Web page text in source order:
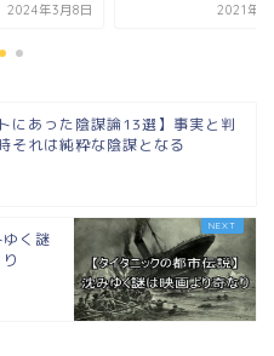
2024年3月8日 2021年4
にあった陰謀論13選】事実と判
それは純粋な陰謀となる
く謎